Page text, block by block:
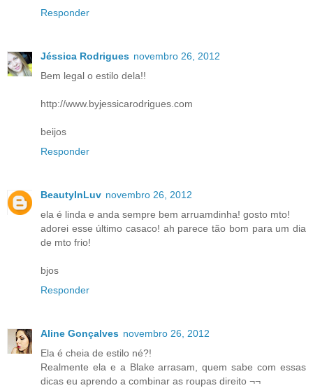
Responder
Jéssica Rodrigues novembro 26, 2012
Bem legal o estilo dela!!
http://www.byjessicarodrigues.com
beijos
Responder
BeautyInLuv novembro 26, 2012
ela é linda e anda sempre bem arruamdinha! gosto mto!
adorei esse último casaco! ah parece tão bom para um dia
de mto frio!
bjos
Responder
Aline Gonçalves novembro 26, 2012
Ela é cheia de estilo né?!
Realmente ela e a Blake arrasam, quem sabe com essas
dicas eu aprendo a combinar as roupas direito ¬¬